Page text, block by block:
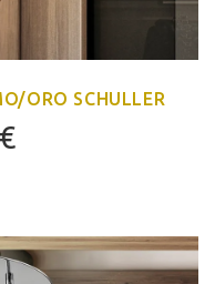
ORO SCHULLER
€